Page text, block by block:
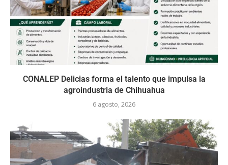
CONALEP Delicias forma el talento que impulsa la
agroindustria de Chihuahua
6 agosto, 2026